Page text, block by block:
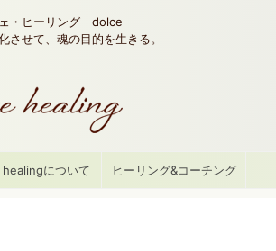
・ヒーリング dolce
せて、魂の目的を生きる。
について ヒーリング&コーチング